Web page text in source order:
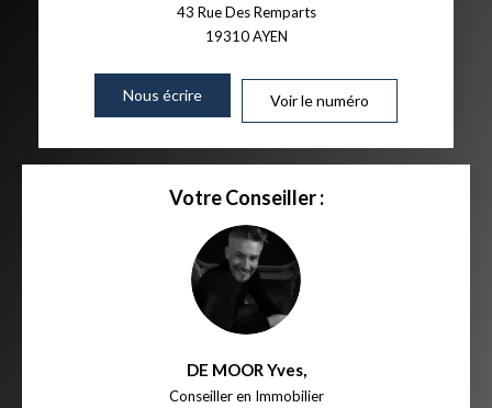
43 Rue Des Remparts
19310AYEN
Nous écrire Voir le numéro
Votre Conseiller :
DE MOOR Yves,
Conseiller en Immobilier